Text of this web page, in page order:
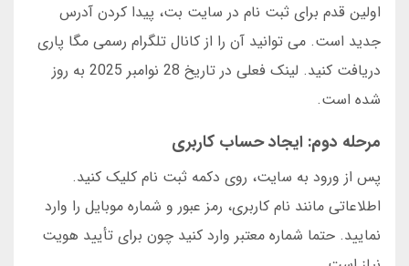
اولین قدم برای ثبت نام در سایت بت، پیدا کردن آدرس
جدید است. می توانید آن را از کانال تلگرام رسمی مگا پاری
دریافت کنید. لینک فعلی در تاریخ 28 نوامبر 2025 به روز
شده است.
مرحله دوم: ایجاد حساب کاربری
پس از ورود به سایت، روی دکمه ثبت نام کلیک کنید.
اطلاعاتی مانند نام کاربری، رمز عبور و شماره موبایل را وارد
نمایید. حتما شماره معتبر وارد کنید چون برای تأیید هویت